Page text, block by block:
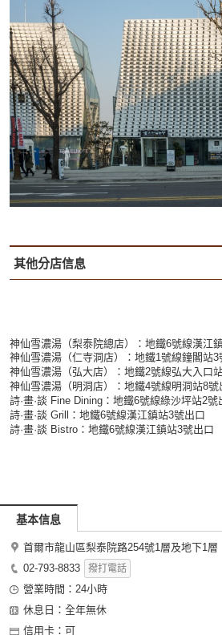
其他分店信息
神仙雪濃湯（梨泰院總店）：地鐵6號線漢江
神仙雪濃湯（仁寺洞店）：地鐵1號線鐘閣站3
神仙雪濃湯（弘大店）：地鐵2號線弘大入口
神仙雪濃湯（明洞店）：地鐵4號線明洞站8號
詩·畫·談 Fine Dining：地鐵6號線綠沙坪站2號
詩·畫·談 Grill：地鐵6號線漢江鎮站3號出口
詩·畫·談 Bistro：地鐵6號線漢江鎮站3號出口
基本信息
首爾市龍山區梨泰院路254號1層及地下1層
02-793-8833
撥打電話
營業時間：24小時
休息日：全年無休
信用卡：可